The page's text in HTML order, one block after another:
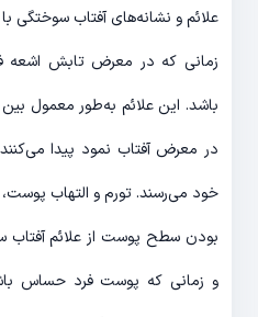
علائم و نشانه‌های آفتاب سوختگی
زمانی که در معرض تابش اشعه
خود می‌رسند. تورم و التهاب
بودن سطح پوست از علائم آفتاب
و زمانی که پوست فرد حساس